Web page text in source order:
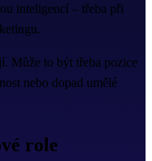
inteligencí – třeba při
Může to být třeba pozice
nebo dopad umělé
role